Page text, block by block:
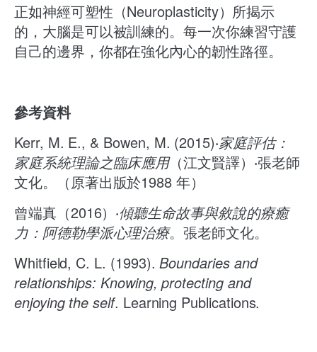
正如神經可塑性（Neuroplasticity）所揭示
的，大腦是可以被訓練的。每一次你練習守護
自己的邊界，你都在強化內心的韌性路徑。
參考資料
Kerr, M. E., & Bowen, M. (2015)‧家庭評估：
家庭系統理論之臨床應用（江文賢譯）‧張老師
文化。（原著出版於1988 年）
曾端真（2016）‧傾聽生命故事與敘說的療癒
力：阿德勒學派心理治療。張老師文化。
Whitfield, C. L. (1993).Boundaries and
relationships: Knowing, protecting and
enjoying the self. Learning Publications.